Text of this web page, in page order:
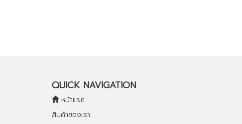
QUICK NAVIGATION
หน้าแรก
สินค้าของเรา